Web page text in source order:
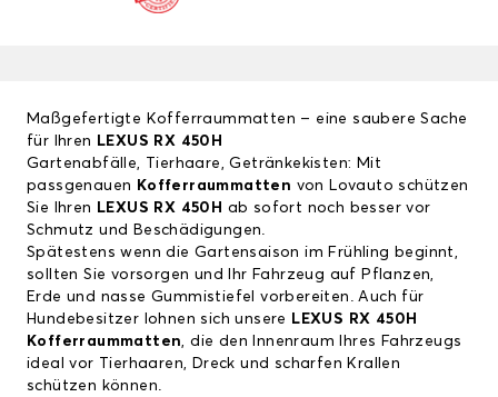
Maßgefertigte Kofferraummatten – eine saubere Sache
für Ihren LEXUS RX 450H
Gartenabfälle, Tierhaare, Getränkekisten: Mit
passgenauen Kofferraummatten von Lovauto schützen
Sie Ihren LEXUS RX 450H ab sofort noch besser vor
Schmutz und Beschädigungen.
Spätestens wenn die Gartensaison im Frühling beginnt,
sollten Sie vorsorgen und Ihr Fahrzeug auf Pflanzen,
Erde und nasse Gummistiefel vorbereiten. Auch für
Hundebesitzer lohnen sich unsere LEXUS RX 450H
Kofferraummatten, die den Innenraum Ihres Fahrzeugs
ideal vor Tierhaaren, Dreck und scharfen Krallen
schützen können.